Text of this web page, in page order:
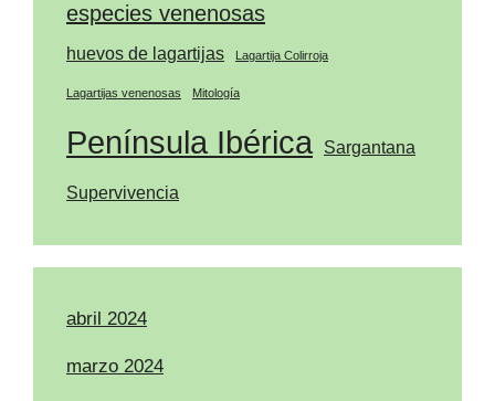
especies venenosas
huevos de lagartijas Lagartija Colirroja
Lagartijas venenosas Mitología
Península Ibérica Sargantana
Supervivencia
abril 2024
marzo 2024